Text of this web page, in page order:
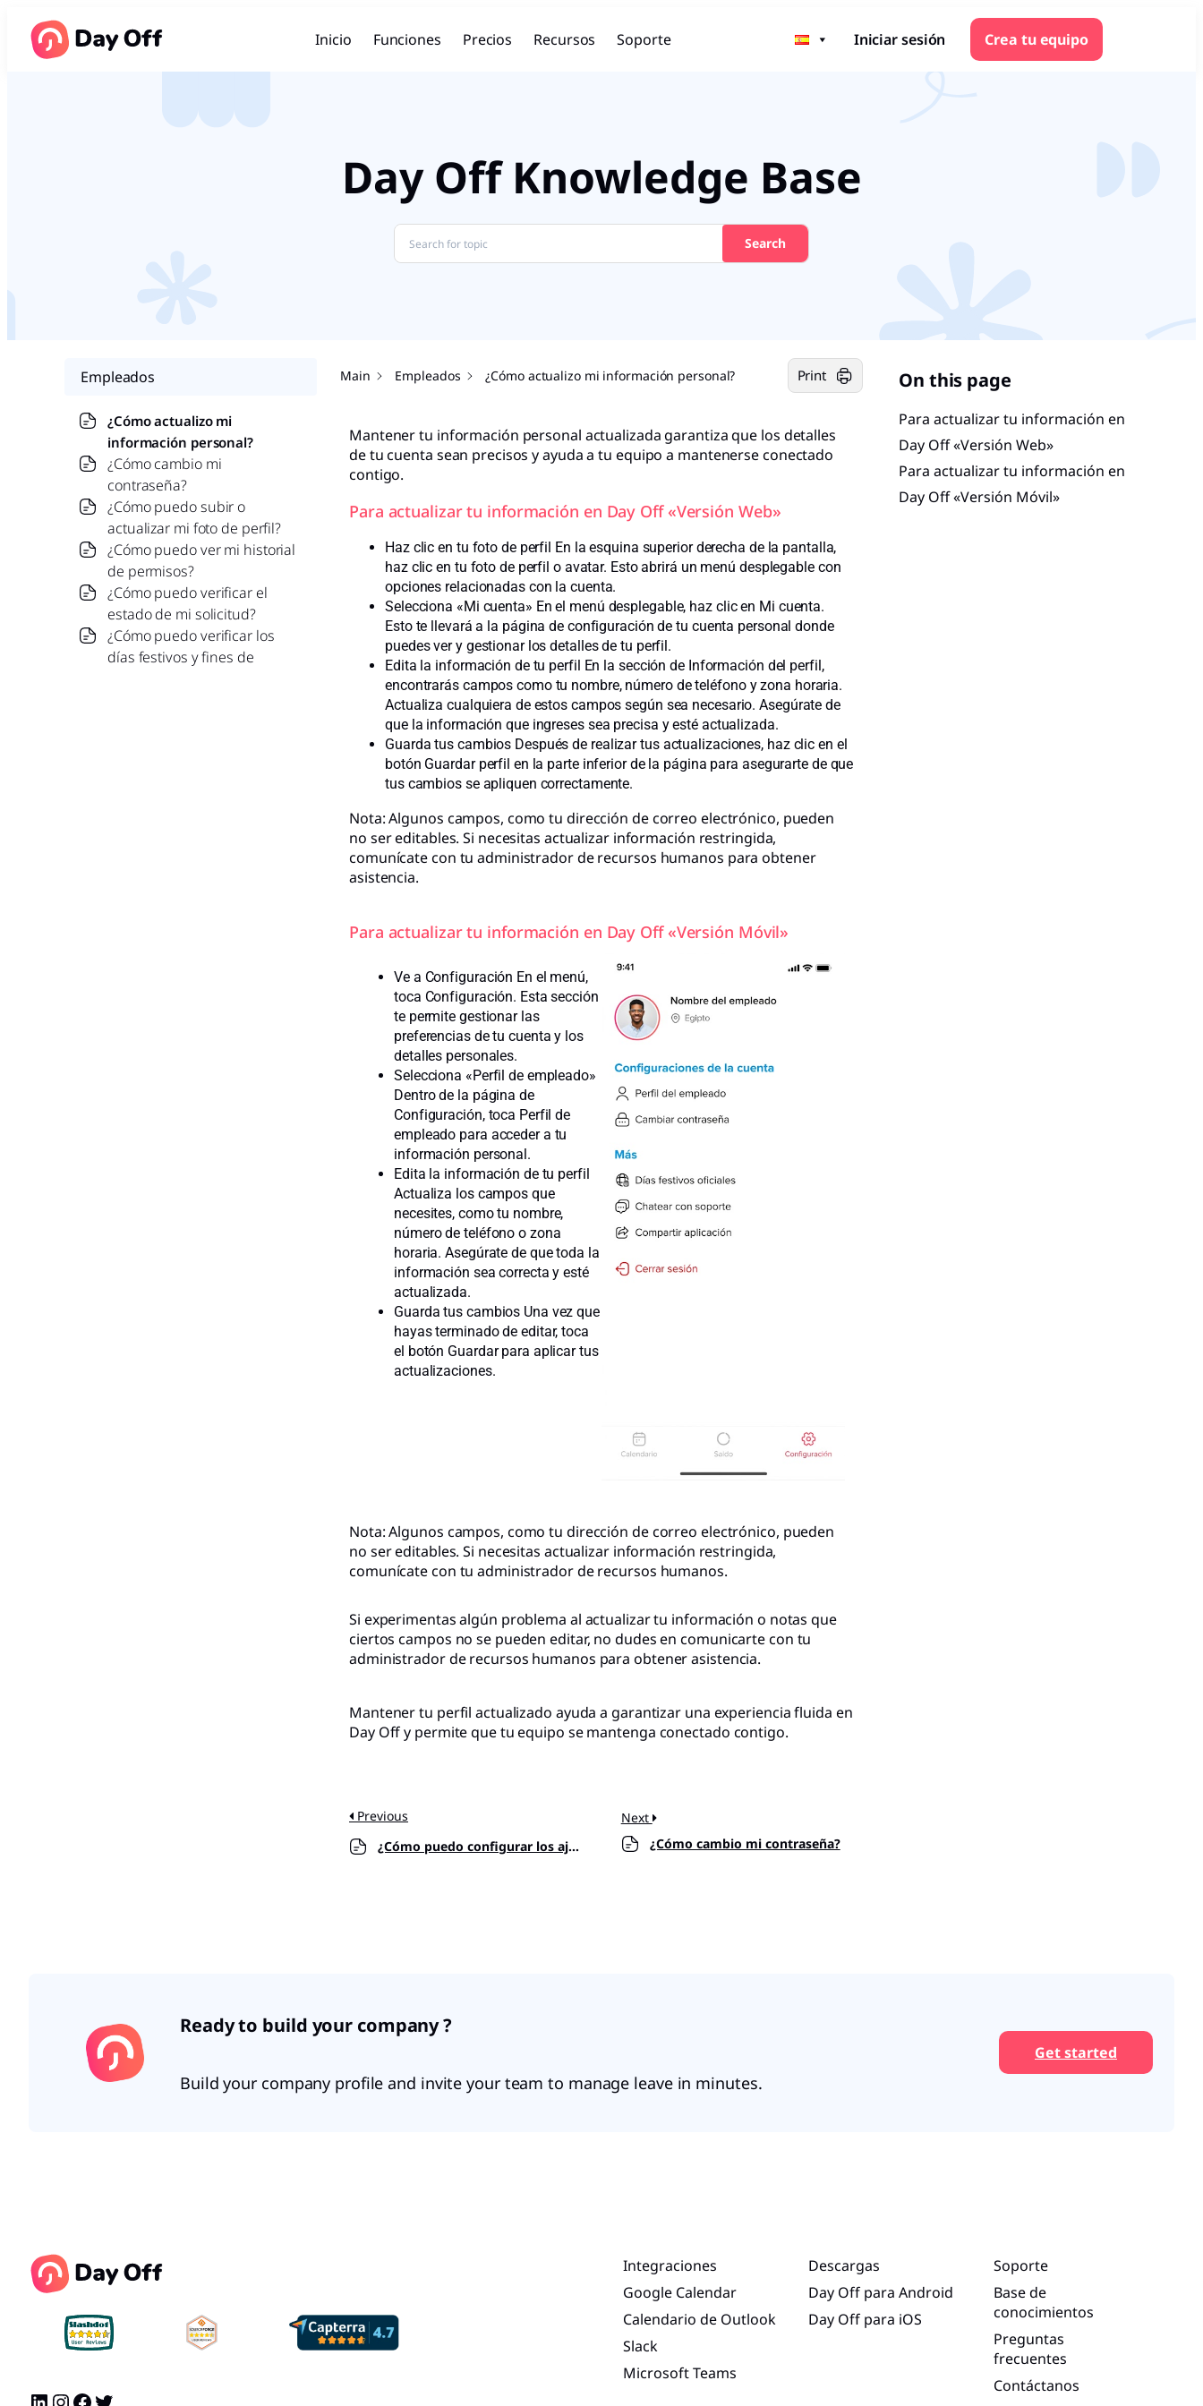
Inicio Funciones Precios Recursos Soporte Iniciar sesión Crea tu equipo
Day Off Knowledge Base
Search
Empleados
¿Cómo actualizo mi
información personal?
¿Cómo cambio mi
contraseña?
¿Cómo puedo subir o
actualizar mi foto de perfil?
¿Cómo puedo ver mi historial
de permisos?
¿Cómo puedo verificar el
estado de mi solicitud?
¿Cómo puedo verificar los
días festivos y fines de
Main Empleados ¿Cómo actualizo mi información personal? Print
Mantener tu información personal actualizada garantiza que los detalles
de tu cuenta sean precisos y ayuda a tu equipo a mantenerse conectado
contigo.
Para actualizar tu información en Day Off «Versión Web»
Haz clic en tu foto de perfil En la esquina superior derecha de la pantalla,
haz clic en tu foto de perfil o avatar. Esto abrirá un menú desplegable con
opciones relacionadas con la cuenta.
Selecciona «Mi cuenta» En el menú desplegable, haz clic en Mi cuenta.
Esto te llevará a la página de configuración de tu cuenta personal donde
puedes ver y gestionar los detalles de tu perfil.
Edita la información de tu perfil En la sección de Información del perfil,
encontrarás campos como tu nombre, número de teléfono y zona horaria.
Actualiza cualquiera de estos campos según sea necesario. Asegúrate de
que la información que ingreses sea precisa y esté actualizada.
Guarda tus cambios Después de realizar tus actualizaciones, haz clic en el
botón Guardar perfil en la parte inferior de la página para asegurarte de que
tus cambios se apliquen correctamente.
Nota: Algunos campos, como tu dirección de correo electrónico, pueden
no ser editables. Si necesitas actualizar información restringida,
comunícate con tu administrador de recursos humanos para obtener
asistencia.
Para actualizar tu información en Day Off «Versión Móvil»
Ve a Configuración En el menú,
toca Configuración. Esta sección
te permite gestionar las
preferencias de tu cuenta y los
detalles personales.
Selecciona «Perfil de empleado»
Dentro de la página de
Configuración, toca Perfil de
empleado para acceder a tu
información personal.
Edita la información de tu perfil
Actualiza los campos que
necesites, como tu nombre,
número de teléfono o zona
horaria. Asegúrate de que toda la
información sea correcta y esté
actualizada.
Guarda tus cambios Una vez que
hayas terminado de editar, toca
el botón Guardar para aplicar tus
actualizaciones.
Nota: Algunos campos, como tu dirección de correo electrónico, pueden
no ser editables. Si necesitas actualizar información restringida,
comunícate con tu administrador de recursos humanos.
Si experimentas algún problema al actualizar tu información o notas que
ciertos campos no se pueden editar, no dudes en comunicarte con tu
administrador de recursos humanos para obtener asistencia.
Mantener tu perfil actualizado ayuda a garantizar una experiencia fluida en
Day Off y permite que tu equipo se mantenga conectado contigo.
Previous
¿Cómo puedo configurar los ajustes SMTP?
Next
¿Cómo cambio mi contraseña?
On this page
Para actualizar tu información en
Day Off «Versión Web»
Para actualizar tu información en
Day Off «Versión Móvil»
Ready to build your company ?
Build your company profile and invite your team to manage leave in minutes.
Get started
Integraciones
Google Calendar
Calendario de Outlook
Slack
Microsoft Teams
Descargas
Day Off para Android
Day Off para iOS
Soporte
Base de
conocimientos
Preguntas
frecuentes
Contáctanos